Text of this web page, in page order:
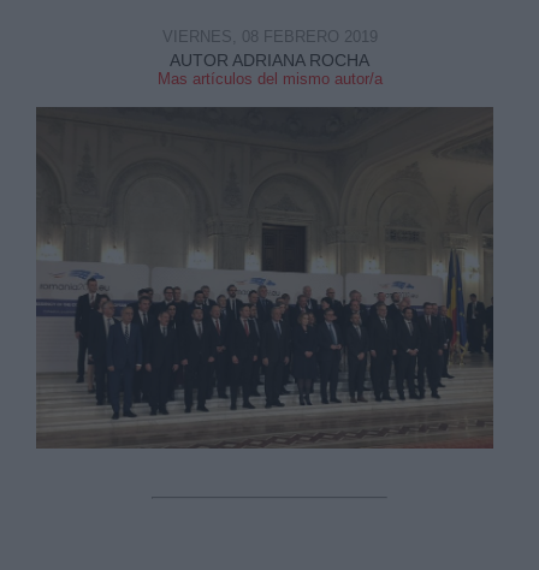
AUTOR ADRIANA ROCHA
Mas artículos del mismo autor/a
VIERNES, 08 FEBRERO 2019